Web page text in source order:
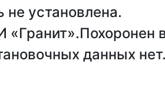
установлена.
данных нет.